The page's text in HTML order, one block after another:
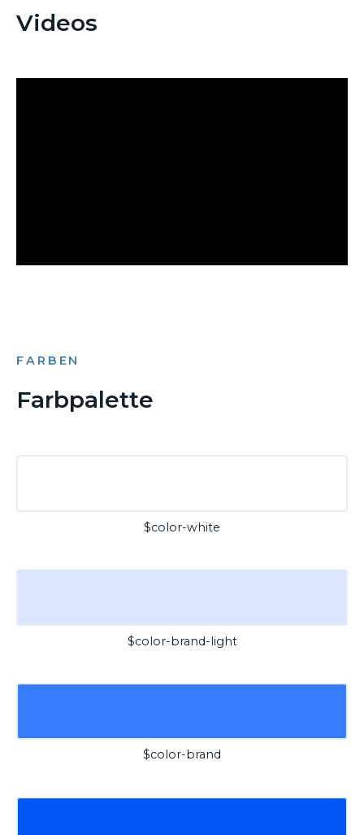
Videos
FARBEN
Farbpalette
$color-white
$color-brand-light
$color-brand